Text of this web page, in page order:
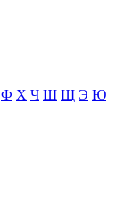
Ф Х Ч Ш Щ Э Ю